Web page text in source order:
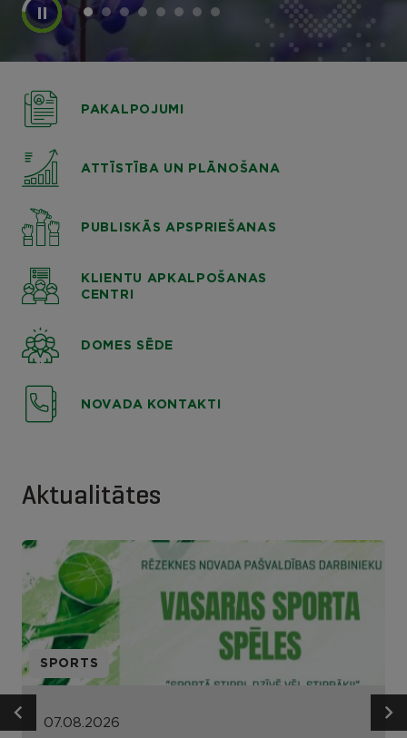
PAKALPOJUMI
ATTĪSTĪBA UN PLĀNOŠANA
PUBLISKĀS APSPRIEŠANAS
KLIENTU APKALPOŠANAS
CENTRI
DOMES SĒDE
NOVADA KONTAKTI
Aktualitātes
SPORTS
07.08.2026